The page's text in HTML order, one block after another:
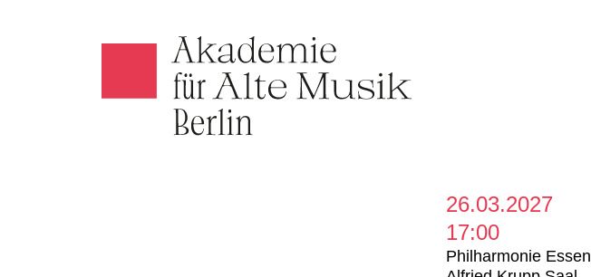
Akamus
26.03.2027
17:00
Philharmonie Essen